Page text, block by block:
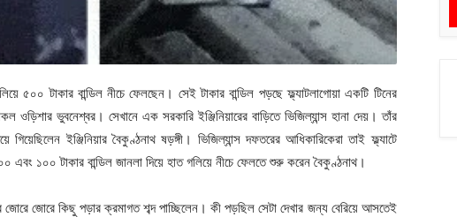
৫০০ টাকার বান্ডিল নীচে ফেলছেন। সেই টাকার বান্ডিল পড়ছে ফ্ল্যাটলাগোয়া একটি টিনের
ওড়িশার ভুবনেশ্বর। সেখানে এক সরকারি ইঞ্জিনিয়ারের বাড়িতে ভিজিল্যান্স হানা দেয়। তাঁর
ইঞ্জিনিয়ার বৈকুণ্ঠনাথ ষড়ঙ্গী। ভিজিল্যান্স দফতরের আধিকারিকেরা তাই ফ্ল্যাটে
এবং ১০০ টাকার বান্ডিল জানলা দিয়ে হাত গলিয়ে নীচে ফেলতে শুরু করেন বৈকুণ্ঠনাথ।
জোরে জোরে কিছু পড়ার ক্রমাগত শব্দ পাচ্ছিলেন। কী পড়ছিল সেটা দেখার জন্য বেরিয়ে আসতেই